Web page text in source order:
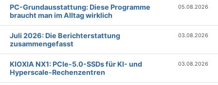
PC-Grundausstattung: Diese Programme
braucht man im Alltag wirklich
05.08.2026
Juli 2026: Die Bericht­erstattung
zusammengefasst
03.08.2026
KIOXIA NX1: PCIe-5.0-SSDs für KI- und
Hyperscale-Rechenzentren
03.08.2026